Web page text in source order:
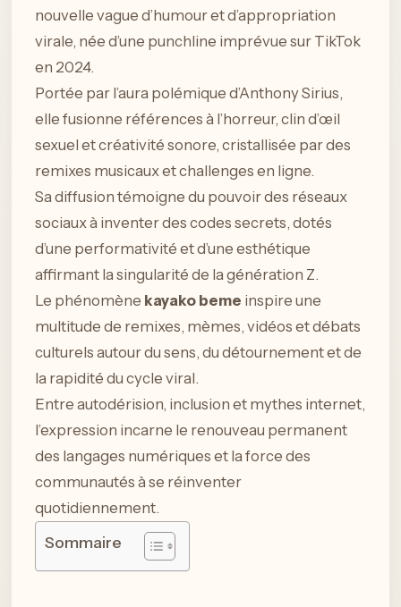
nouvelle vague d’humour et d’appropriation
virale, née d’une punchline imprévue sur TikTok
en 2024.
Portée par l’aura polémique d’Anthony Sirius,
elle fusionne références à l’horreur, clin d’œil
sexuel et créativité sonore, cristallisée par des
remixes musicaux et challenges en ligne.
Sa diffusion témoigne du pouvoir des réseaux
sociaux à inventer des codes secrets, dotés
d’une performativité et d’une esthétique
affirmant la singularité de la génération Z.
Le phénomène kayako beme inspire une
multitude de remixes, mèmes, vidéos et débats
culturels autour du sens, du détournement et de
la rapidité du cycle viral.
Entre autodérision, inclusion et mythes internet,
l’expression incarne le renouveau permanent
des langages numériques et la force des
communautés à se réinventer
quotidiennement.
Sommaire